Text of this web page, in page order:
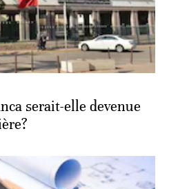
serait-elle devenue